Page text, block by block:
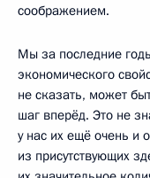
соображением.
Мы за последние
экономического
не сказать, может
шаг вперёд. Это не
у нас их ещё очень и
из присутствующих